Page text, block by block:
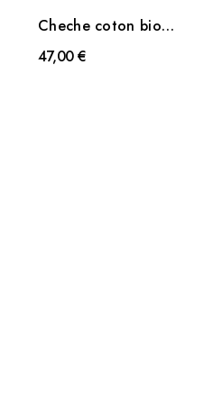
Cheche coton bio
Dakota gris
47,00 €